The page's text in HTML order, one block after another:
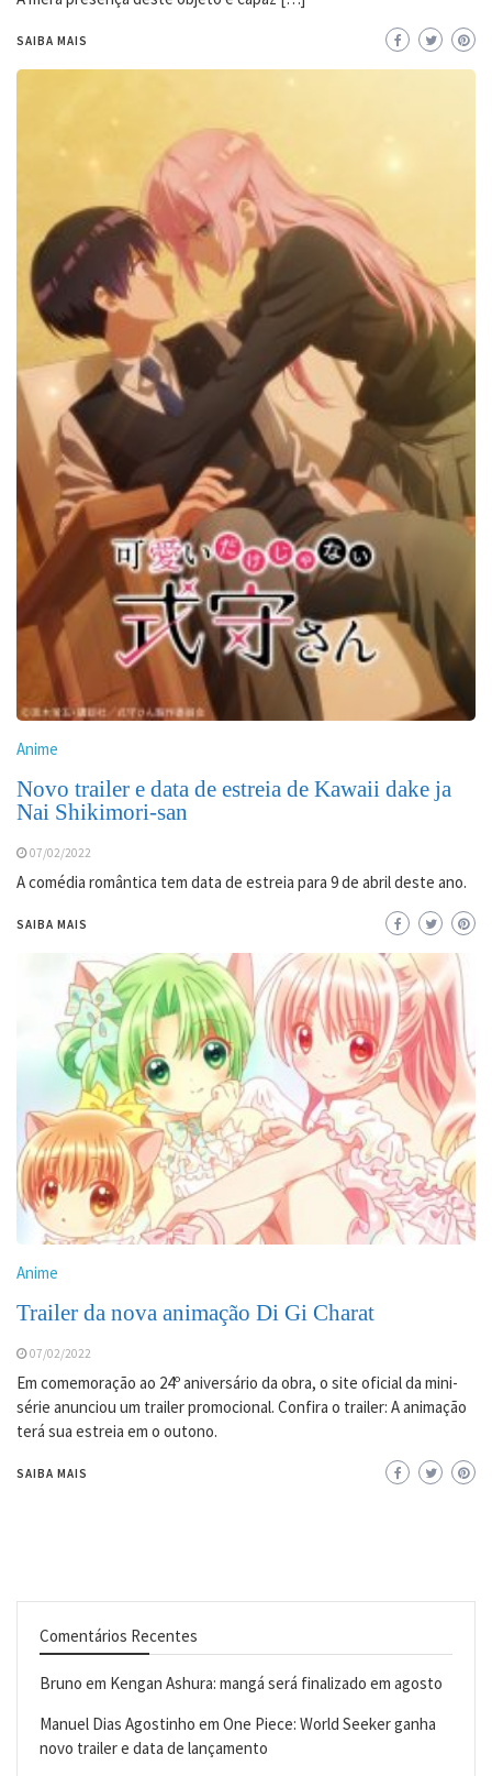
SAIBA MAIS
Anime
Novo trailer e data de estreia de Kawaii dake ja
Nai Shikimori-san
07/02/2022
A comédia romântica tem data de estreia para 9 de abril deste ano.
SAIBA MAIS
Anime
Trailer da nova animação Di Gi Charat
07/02/2022
Em comemoração ao 24º aniversário da obra, o site oficial da mini-
série anunciou um trailer promocional. Confira o trailer: A animação
terá sua estreia em o outono.
SAIBA MAIS
Comentários Recentes
Bruno em Kengan Ashura: mangá será finalizado em agosto
Manuel Dias Agostinho em One Piece: World Seeker ganha
novo trailer e data de lançamento